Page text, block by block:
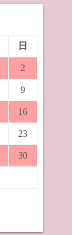
日
2
9
16
23
30